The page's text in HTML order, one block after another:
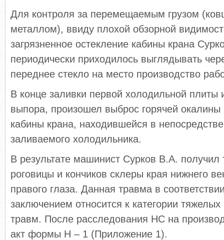
Для контроля за перемещаемым грузом
металлом), ввиду плохой обзорной
загрязненное остекление кабины крана
периодически приходилось выглядывать
переднее стекло на место производство
В конце заливки первой холодильной плиты
выпора, произошел выброс горячей окалины
кабины крана, находившейся в
заливаемого холодильника.
В результате машинист Сурков В.А. получил
роговицы и кончиков склеры края нижнего
правого глаза. Данная травма в
заключением относится к категории
травм. После расследования НС на
акт формы Н – 1 (Приложение 1).